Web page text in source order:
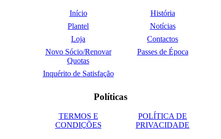
Início
História
Plantel
Notícias
Loja
Contactos
Novo Sócio/Renovar
Quotas
Passes de Época
Inquérito de Satisfação
Políticas
TERMOS E
CONDIÇÕES
POLÍTICA DE
PRIVACIDADE